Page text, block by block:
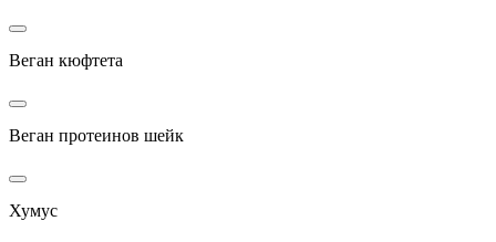
Веган кюфтета
Веган протеинов шейк
Хумус